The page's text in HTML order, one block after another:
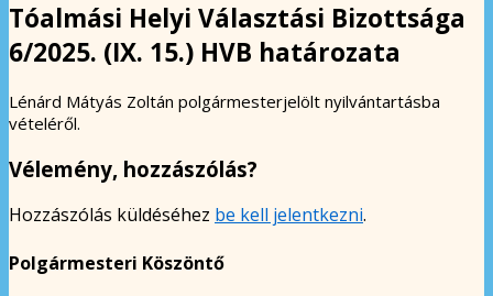
Tóalmási Helyi Választási Bizottsága
6/2025. (IX. 15.) HVB határozata
Lénárd Mátyás Zoltán polgármesterjelölt nyilvántartásba
vételéről.
Vélemény, hozzászólás?
Hozzászólás küldéséhez be kell jelentkezni.
Polgármesteri Köszöntő